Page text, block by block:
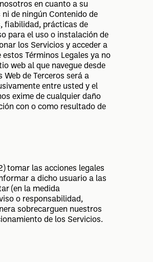
en cuanto a su
de ningún Contenido de
fiabilidad, prácticas de
para el uso o instalación de
los Servicios y acceder a
Términos Legales ya no
web al que navegue desde
de Terceros será a
entre usted y el
exime de cualquier daño
con o como resultado de
tomar las acciones legales
a dicho usuario a las
(en la medida
o responsabilidad,
sobrecarguen nuestros
de los Servicios.